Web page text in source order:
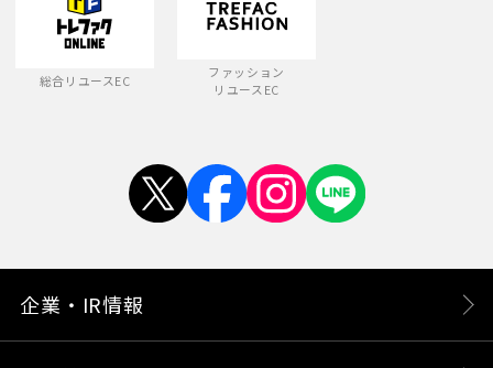
総合リユースEC
ファッション
リユースEC
企業・IR情報